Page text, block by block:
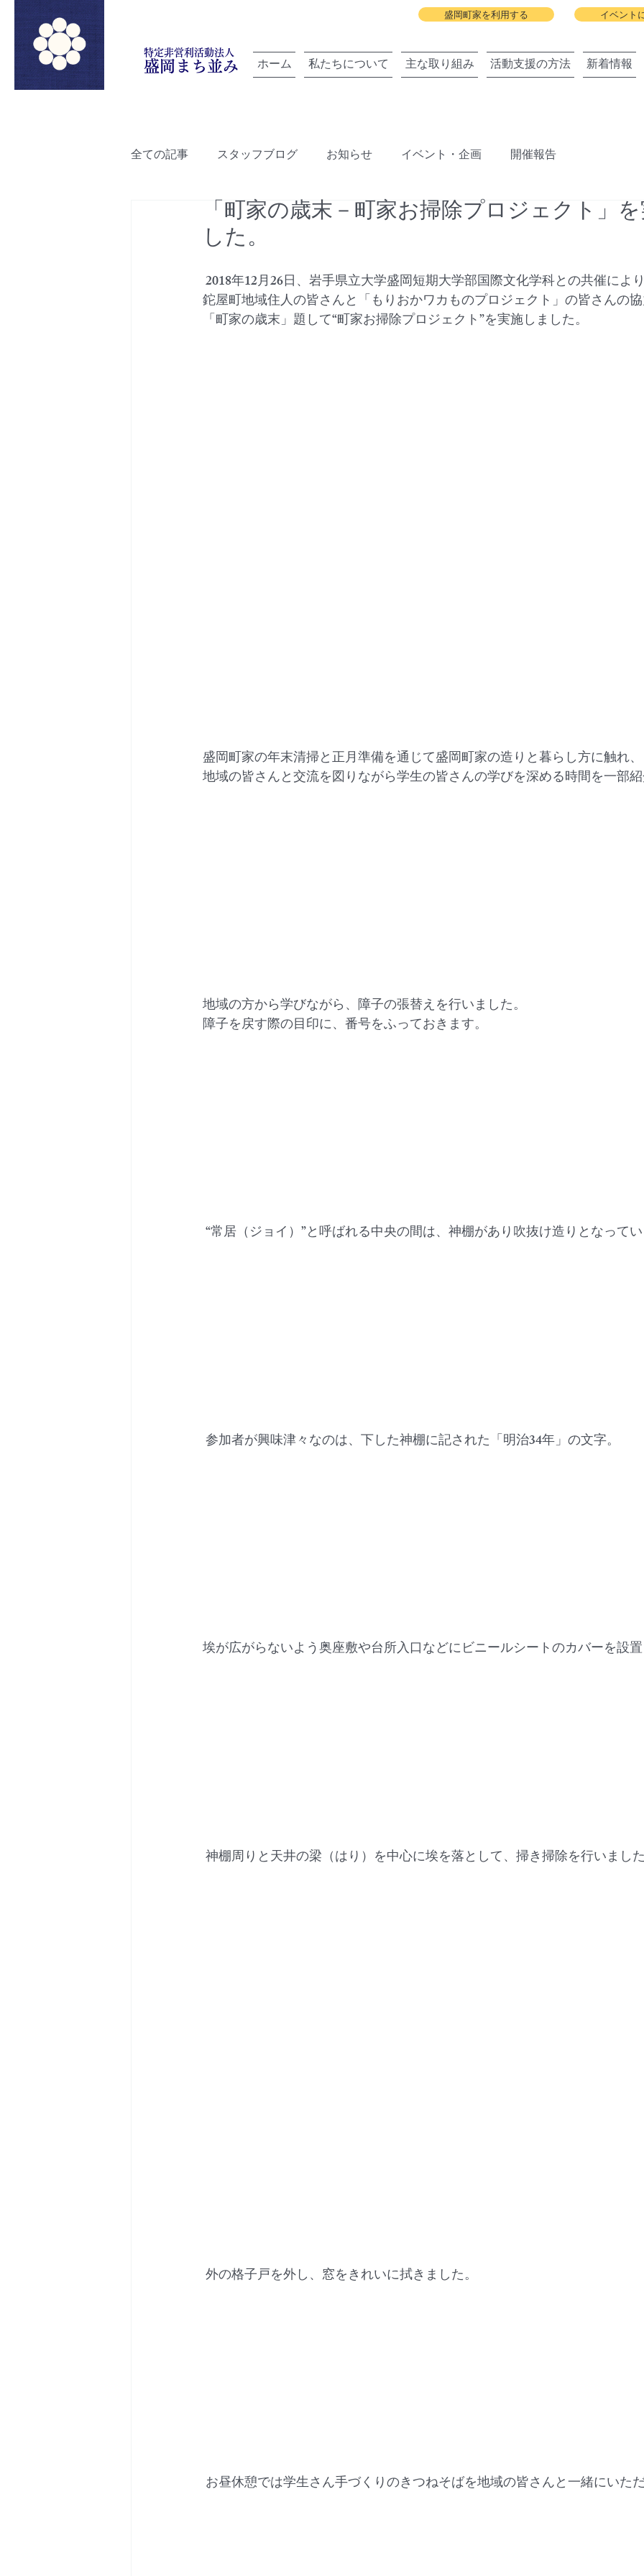
盛岡町家を利用する イベント
特定非営利活動法人
盛岡まち並み ホーム 私たちについて 主な取り組み 活動支援の方法 新着情報
全ての記事 スタッフブログ お知らせ イベント・企画 開催報告
「雲を紡ぐ」でつながろうプロジェクト 盛岡町家春祭り 北上川に舟っこを運航す
ルートデザイン 盛岡町家旧暦の雛祭り 建築と地域の関わりまちびらき
「町家の歳末－町家お掃除プロジェクト」
した。
2018年12月26日、岩手県立大学盛岡短期大学部国際文化学科との共催によ
鉈屋町地域住人の皆さんと「もりおかワカものプロジェクト」の皆さんの
「町家の歳末」題して“町家お掃除プロジェクト”を実施しました。
盛岡町家の年末清掃と正月準備を通じて盛岡町家の造りと暮らし方に触れ、
地域の皆さんと交流を図りながら学生の皆さんの学びを深める時間を一部
地域の方から学びながら、障子の張替えを行いました。
障子を戻す際の目印に、番号をふっておきます。
“常居（ジョイ）”と呼ばれる中央の間は、神棚があり吹抜け造りとなって
参加者が興味津々なのは、下した神棚に記された「明治34年」の文字。
埃が広がらないよう奥座敷や台所入口などにビニールシートのカバーを設
神棚周りと天井の梁（はり）を中心に埃を落として、掃き掃除を行いまし
外の格子戸を外し、窓をきれいに拭きました。
お昼休憩では学生さん手づくりのきつねそばを地域の皆さんと一緒にいた